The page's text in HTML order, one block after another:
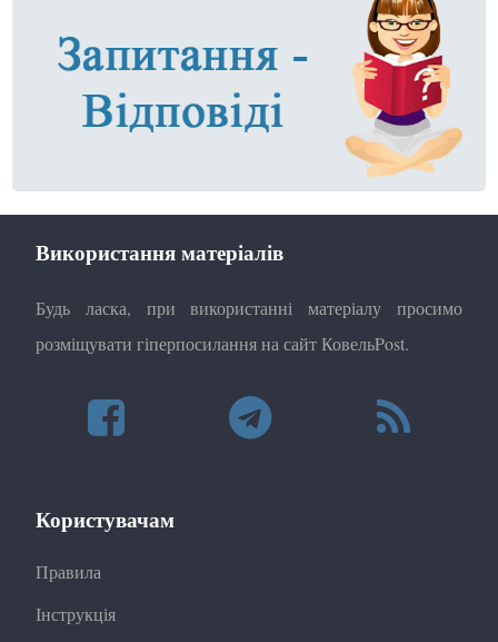
Використання матеріалів
Будь ласка, при використанні матеріалу просимо
розміщувати гіперпосилання на сайт КовельPost.
Користувачам
Правила
Інструкція